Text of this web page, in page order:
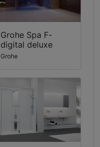
Grohe Spa F-
digital deluxe
Grohe